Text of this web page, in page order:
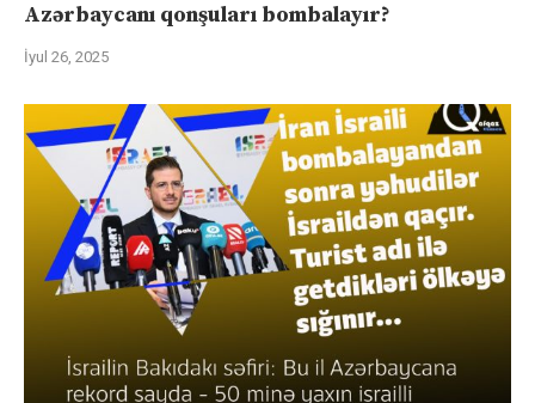
Azərbaycanı qonşuları bombalayır?
İyul 26, 2025